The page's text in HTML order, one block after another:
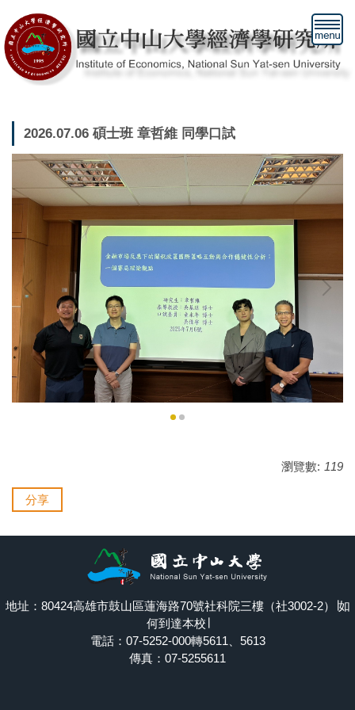
到
主
要
2026.07.06 碩士班 章哲維 同學口試
瀏覽數: 119
分享
地址：80424高雄市鼓山區蓮海路70號社科院三樓（社3002-2）∣ 如
何到達本校
電話：07-5252-000轉5611、5613
傳真：07-5255611